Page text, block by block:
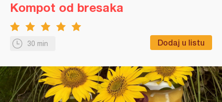
30 min Dodaj u listu
Kompot od bresaka